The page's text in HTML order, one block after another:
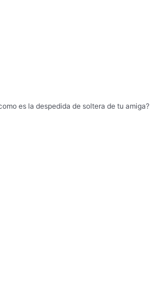
es la despedida de soltera de tu amiga?